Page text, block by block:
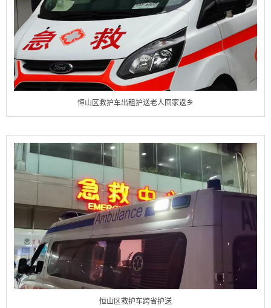
恒山区救护车出租护送老人回家返乡
恒山区救护车跨省护送